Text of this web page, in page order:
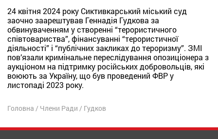
24 квітня 2024 року Сиктивкарський міський суд
заочно заарештував Геннадія Гудкова за
обвинуваченням у створенні “терористичного
співтовариства”, фінансуванні “терористичної
діяльності” і “публічних закликах до тероризму”. ЗМІ
пов’язали кримінальне переслідування опозиціонера з
аукціоном на підтримку російських добровольців, які
воюють за Україну, що був проведений ФВР у
листопаді 2023 року.
Головна / Члени Ради / Гудков